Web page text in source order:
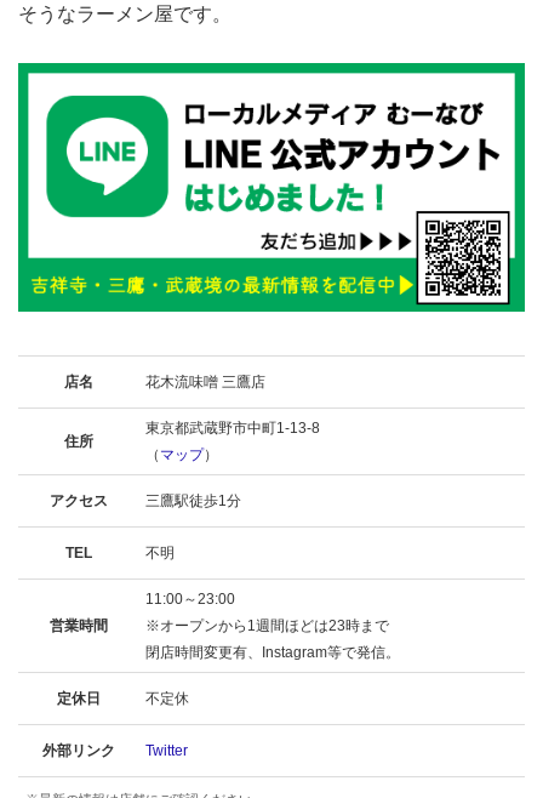
そうなラーメン屋です。
店名 花木流味噌 三鷹店
住所
東京都武蔵野市中町1-13-8
（ マップ）
アクセス 三鷹駅徒歩1分
TEL 不明
営業時間
11:00～23:00
※オープンから1週間ほどは23時まで
閉店時間変更有、Instagram等で発信。
定休日 不定休
外部リンク Twitter